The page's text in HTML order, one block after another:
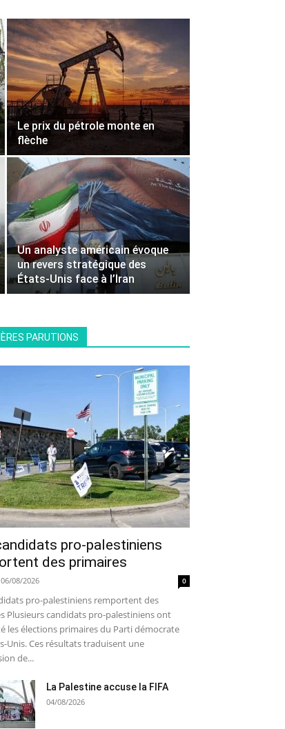
Le prix du pétrole monte en
flèche
Un analyste américain évoque
un revers stratégique des
États-Unis face à l’Iran
PARUTIONS
pro-palestiniens
des primaires
06/08/2026 0
pro-palestiniens remportent des
Plusieurs candidats pro-palestiniens ont
les élections primaires du Parti démocrate
Unis. Ces résultats traduisent une
de...
La Palestine accuse la FIFA
04/08/2026